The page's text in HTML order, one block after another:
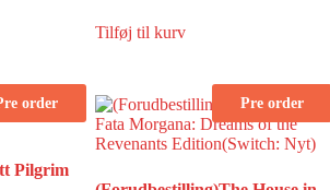
Tilføj til kurv
order
Pilgrim
Pre order